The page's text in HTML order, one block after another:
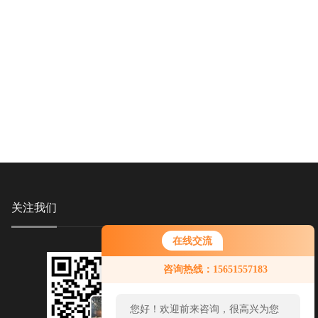
在线交流
咨询热线：15651557183
您好！欢迎前来咨询，很高兴为您
关注我们